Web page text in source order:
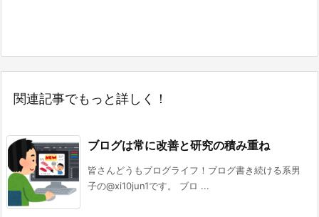
関連記事でもっと詳しく！
ブログは常に改善と研究の積み重ね
皆さんどうもブログライフ！ブログ書き続ける系男
子の@xi10jun1です。 ブロ ...